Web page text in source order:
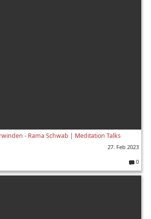
- Rama Schwab | Meditation Talks
27. Feb 2023
0